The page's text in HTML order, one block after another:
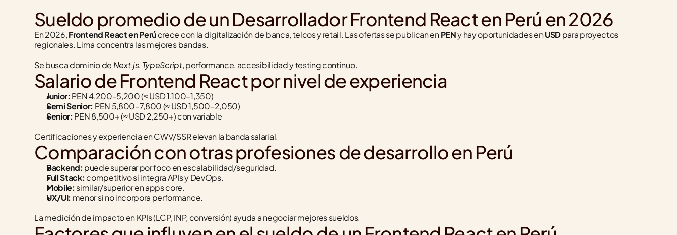
Sueldo promedio de un Desarrollador Frontend React en Perú en 2026
En 2026, Frontend React en Perú crece con la digitalización de banca, telcos y retail. Las ofertas se publican en PEN y hay oportunidades en USD para proyectos
regionales. Lima concentra las mejores bandas.
Se busca dominio de Next.js, TypeScript, performance, accesibilidad y testing continuo.
Salario de Frontend React por nivel de experiencia
Junior: PEN 4,200–5,200 (≈ USD 1,100–1,350)
Semi Senior: PEN 5,800–7,800 (≈ USD 1,500–2,050)
Senior: PEN 8,500+ (≈ USD 2,250+) con variable
Certificaciones y experiencia en CWV/SSR elevan la banda salarial.
Comparación con otras profesiones de desarrollo en Perú
Backend: puede superar por foco en escalabilidad/seguridad.
Full Stack: competitivo si integra APIs y DevOps.
Mobile: similar/superior en apps core.
UX/UI: menor si no incorpora performance.
La medición de impacto en KPIs (LCP, INP, conversión) ayuda a negociar mejores sueldos.